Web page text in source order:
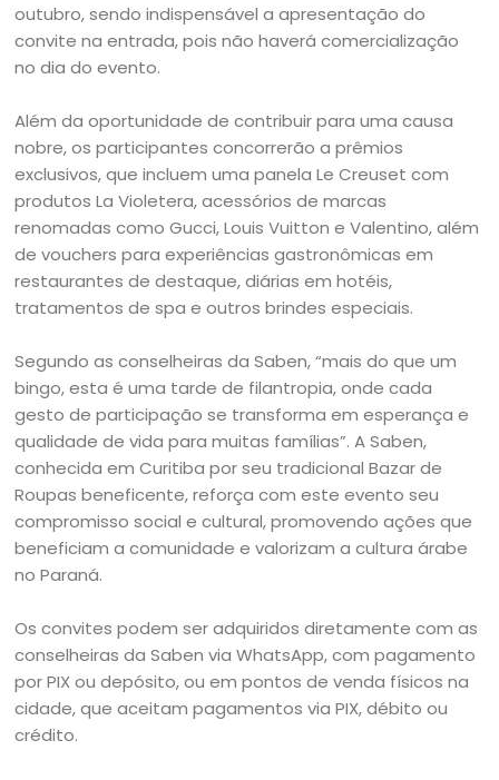
outubro, sendo indispensável a apresentação do
convite na entrada, pois não haverá comercialização
no dia do evento.
Além da oportunidade de contribuir para uma causa
nobre, os participantes concorrerão a prêmios
exclusivos, que incluem uma panela Le Creuset com
produtos La Violetera, acessórios de marcas
renomadas como Gucci, Louis Vuitton e Valentino, além
de vouchers para experiências gastronômicas em
restaurantes de destaque, diárias em hotéis,
tratamentos de spa e outros brindes especiais.
Segundo as conselheiras da Saben, “mais do que um
bingo, esta é uma tarde de filantropia, onde cada
gesto de participação se transforma em esperança e
qualidade de vida para muitas famílias”. A Saben,
conhecida em Curitiba por seu tradicional Bazar de
Roupas beneficente, reforça com este evento seu
compromisso social e cultural, promovendo ações que
beneficiam a comunidade e valorizam a cultura árabe
no Paraná.
Os convites podem ser adquiridos diretamente com as
conselheiras da Saben via WhatsApp, com pagamento
por PIX ou depósito, ou em pontos de venda físicos na
cidade, que aceitam pagamentos via PIX, débito ou
crédito.